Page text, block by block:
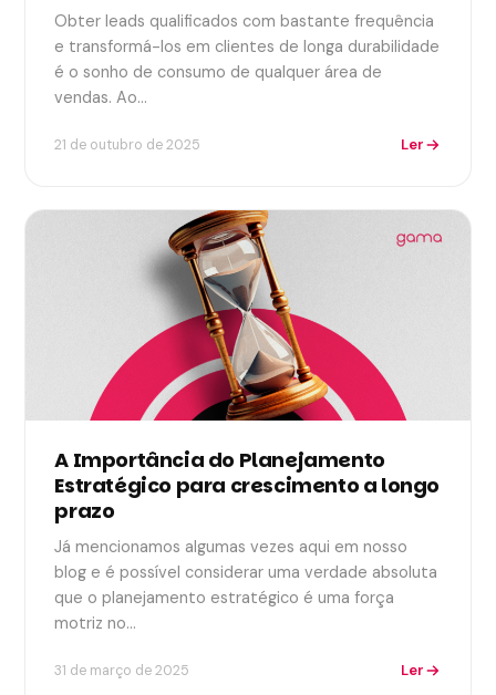
Obter leads qualificados com bastante frequência
e transformá-los em clientes de longa durabilidade
é o sonho de consumo de qualquer área de
vendas. Ao…
21 de outubro de 2025 Ler
A Importância do Planejamento
Estratégico para crescimento a longo
prazo
Já mencionamos algumas vezes aqui em nosso
blog e é possível considerar uma verdade absoluta
que o planejamento estratégico é uma força
motriz no…
31 de março de 2025 Ler